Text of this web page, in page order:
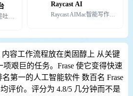
免费AI换脸小工具是吐司Art（TusiArt.com）推出的一个免费AI换脸小工具，吐司Art希望
Raycast AI
Raycast AIMac智能写作、编程、回答问题等
内容工作流程放在类固醇上 从关键
艰巨的任务。Frase 使它变得快速
名第一的人工智能软件 数百名 Frase
评价。评分为 4.8/5 几分钟而不是